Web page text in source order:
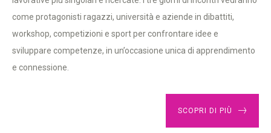
come protagonisti ragazzi, università e aziende in dibattiti,
workshop, competizioni e sport per confrontare idee e
sviluppare competenze, in un’occasione unica di apprendimento
e connessione.
SCOPRI DI PIÙ